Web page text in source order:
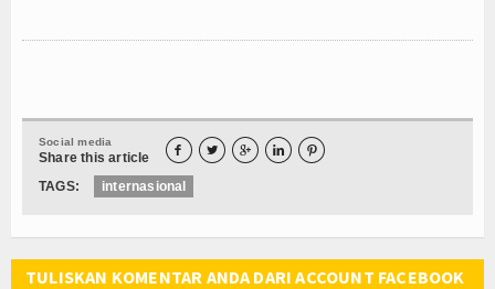
Social media
Share this article     
TAGS: internasional
TULISKAN KOMENTAR ANDA DARI ACCOUNT FACEBOOK